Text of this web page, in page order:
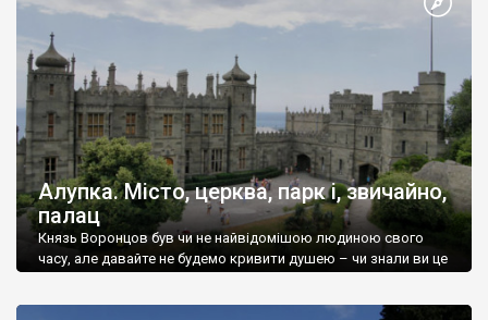
Алупка. Місто, церква, парк і, звичайно,
палац
Князь Воронцов був чи не найвідомішою людиною свого
часу, але давайте не будемо кривити душею – чи знали ви це